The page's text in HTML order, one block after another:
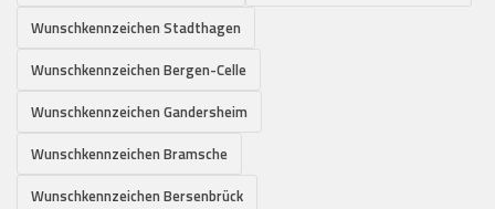
Wunschkennzeichen Stadthagen
Wunschkennzeichen Bergen-Celle
Wunschkennzeichen Gandersheim
Wunschkennzeichen Bramsche
Wunschkennzeichen Bersenbrück